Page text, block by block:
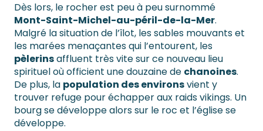
Dès lors, le rocher est peu à peu surnommé
Mont-Saint-Michel-au-péril-de-la-Mer.
Malgré la situation de l’îlot, les sables mouvants et
les marées menaçantes qui l’entourent, les
pèlerinsaffluent très vite sur ce nouveau lieu
spirituel où officient une douzaine de chanoines.
De plus, la population des environsvient y
trouver refuge pour échapper aux raids vikings. Un
bourg se développe alors sur le roc et l’église se
développe.